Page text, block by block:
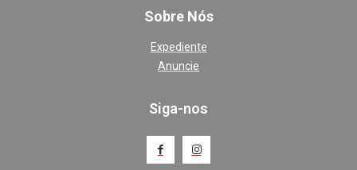
Sobre Nós
Expediente
Anuncie
Siga-nos